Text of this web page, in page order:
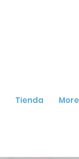
Tienda More